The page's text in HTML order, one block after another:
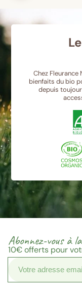
Chez
bienfaits du bio
depuis
Abonnez-vous à
10€offerts pour